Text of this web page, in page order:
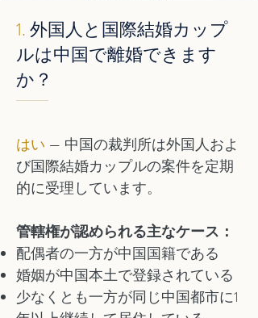
1.外国人と国際結婚カップ
ルは中国で離婚できます
か？
はい — 中国の裁判所は外国人およ
び国際結婚カップルの案件を定期
的に受理しています。
管轄権が認められる主なケース：
配偶者の一方が中国国籍である
婚姻が中国本土で登録されている
少なくとも一方が同じ中国都市に1